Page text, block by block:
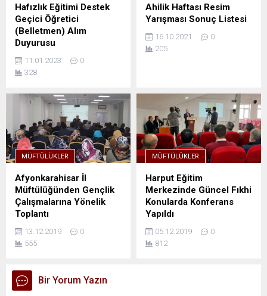
Hafızlık Eğitimi Destek
Geçici Öğretici
(Belletmen) Alım
Duyurusu
11.01.2023
0
328
Ahilik Haftası Resim
Yarışması Sonuç Listesi
16.10.2021
0
205
MÜFTÜLÜKLER
Afyonkarahisar İl
Müftülüğünden Gençlik
Çalışmalarına Yönelik
Toplantı
13.12.2019
0
555
MÜFTÜLÜKLER
Harput Eğitim
Merkezinde Güncel Fıkhi
Konularda Konferans
Yapıldı
05.12.2019
0
812
Bir Yorum Yazın